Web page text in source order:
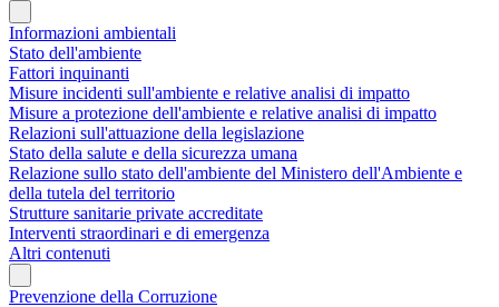
Informazioni ambientali
Stato dell'ambiente
Fattori inquinanti
Misure incidenti sull'ambiente e relative analisi di impatto
Misure a protezione dell'ambiente e relative analisi di impatto
Relazioni sull'attuazione della legislazione
Stato della salute e della sicurezza umana
Relazione sullo stato dell'ambiente del Ministero dell'Ambiente e
della tutela del territorio
Strutture sanitarie private accreditate
Interventi straordinari e di emergenza
Altri contenuti
Prevenzione della Corruzione